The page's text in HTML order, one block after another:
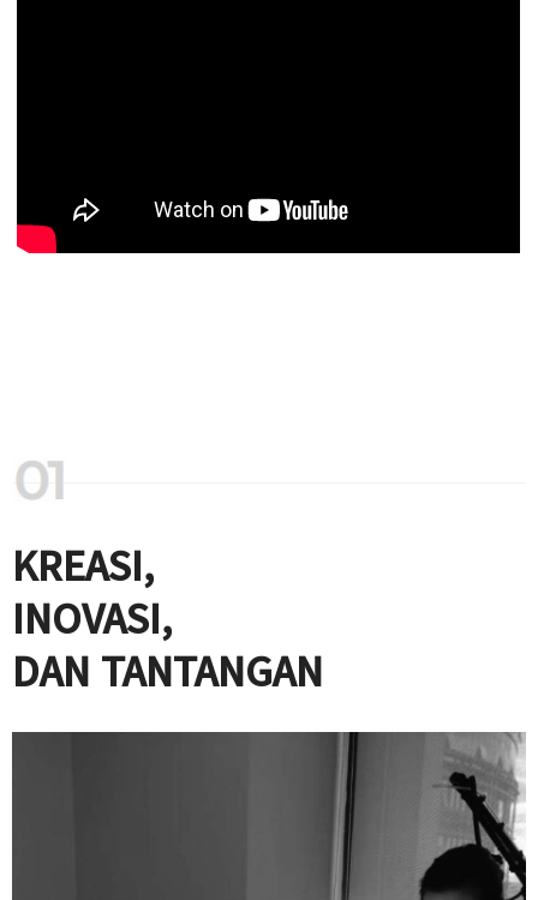
KREASI,
INOVASI,
DAN TANTANGAN